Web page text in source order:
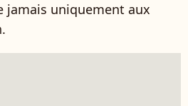
jamais uniquement aux